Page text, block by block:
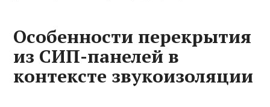
Особенности перекрытия
из СИП-панелей в
контексте звукоизоляции